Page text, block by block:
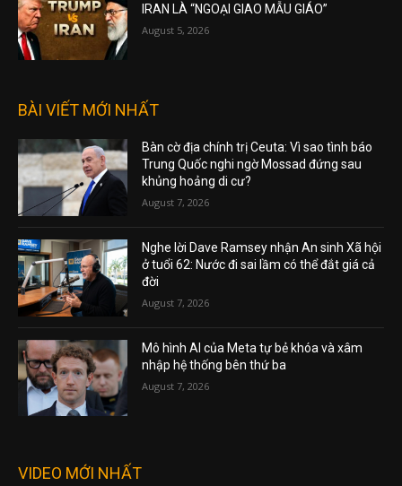
IRAN LÀ “NGOẠI GIAO MẪU GIÁO”
August 5, 2026
BÀI VIẾT MỚI NHẤT
Bàn cờ địa chính trị Ceuta: Vì sao tình báo
Trung Quốc nghi ngờ Mossad đứng sau
khủng hoảng di cư?
August 7, 2026
Nghe lời Dave Ramsey nhận An sinh Xã hội
ở tuổi 62: Nước đi sai lầm có thể đắt giá cả
đời
August 7, 2026
Mô hình AI của Meta tự bẻ khóa và xâm
nhập hệ thống bên thứ ba
August 7, 2026
VIDEO MỚI NHẤT